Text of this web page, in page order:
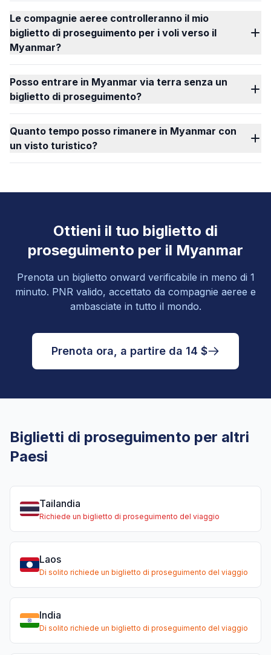
Le compagnie aeree controlleranno il mio
biglietto di proseguimento per i voli verso il
Myanmar?
Posso entrare in Myanmar via terra senza un
biglietto di proseguimento?
Quanto tempo posso rimanere in Myanmar con
un visto turistico?
Ottieni il tuo biglietto di
proseguimento per il Myanmar
Prenota un biglietto onward verificabile in meno di 1
minuto. PNR valido, accettato da compagnie aeree e
ambasciate in tutto il mondo.
Prenota ora, a partire da 14 $
Biglietti di proseguimento per altri
Paesi
Tailandia
Richiede un biglietto di proseguimento del viaggio
Laos
Di solito richiede un biglietto di proseguimento del viaggio
India
Di solito richiede un biglietto di proseguimento del viaggio